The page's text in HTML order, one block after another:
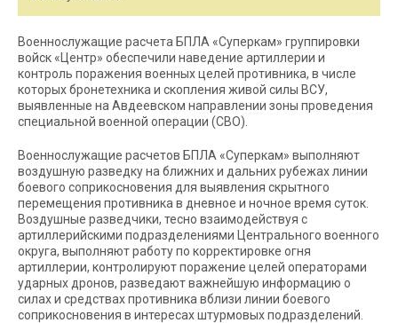
Военнослужащие расчета БПЛА «Суперкам» группировки
войск «Центр» обеспечили наведение артиллерии и
контроль поражения военных целей противника, в числе
которых бронетехника и скопления живой силы ВСУ,
выявленные на Авдеевском направлении зоны проведения
специальной военной операции (СВО).
Военнослужащие расчетов БПЛА «Суперкам» выполняют
воздушную разведку на ближних и дальних рубежах линии
боевого соприкосновения для выявления скрытного
перемещения противника в дневное и ночное время суток.
Воздушные разведчики, тесно взаимодействуя с
артиллерийскими подразделениями Центрального военного
округа, выполняют работу по корректировке огня
артиллерии, контролируют поражение целей операторами
ударных дронов, разведают важнейшую информацию о
силах и средствах противника вблизи линии боевого
соприкосновения в интересах штурмовых подразделений.